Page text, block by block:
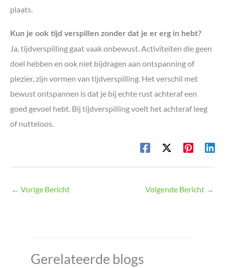
plaats.
Kun je ook tijd verspillen zonder dat je er erg in hebt?
Ja, tijdverspilling gaat vaak onbewust. Activiteiten die geen
doel hebben en ook niet bijdragen aan ontspanning of
plezier, zijn vormen van tijdverspilling. Het verschil met
bewust ontspannen is dat je bij echte rust achteraf een
goed gevoel hebt. Bij tijdverspilling voelt het achteraf leeg
of nutteloos.
← Vorige Bericht Volgende Bericht →
Gerelateerde blogs